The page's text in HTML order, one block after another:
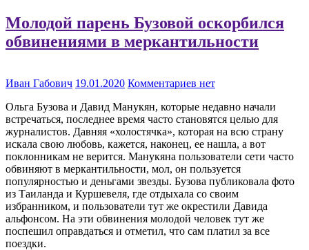
Молодой парень Бузовой оскорбился
обвинениями в меркантильности
Иван Габович 19.01.2020 Комментариев нет
Ольга Бузова и Давид Манукян, которые недавно начали
встречаться, последнее время часто становятся целью для
журналистов. Давняя «холостячка», которая на всю страну
искала свою любовь, кажется, наконец, ее нашла, а вот
поклонникам не верится. Манукяна пользователи сети часто
обвиняют в меркантильности, мол, он пользуется
популярностью и деньгами звезды. Бузова публиковала фото
из Таиланда и Куршевеля, где отдыхала со своим
избранником, и пользователи тут же окрестили Давида
альфонсом. На эти обвинения молодой человек тут же
поспешил оправдаться и отметил, что сам платил за все
поездки.